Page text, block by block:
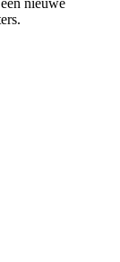
nieuwe